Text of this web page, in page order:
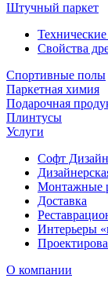
Штучный паркет
Свойства
Спортивные полы
Паркетная химия
Подарочная
Плинтусы
Услуги
Софт Дизайн
Монтажные
Доставка
Интерьеры
О компании